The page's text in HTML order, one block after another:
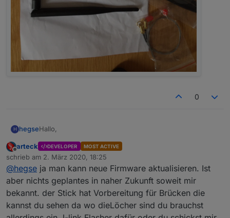
0
H hegseHallo,
nutze momentan auch noch den CC2531 Stick. Läuft
soweit. Wie schaut es bei dem neuen Stick in Zukunft
aus? Kann ich eventuelle Firmware Updates selbst
installieren?
Gruß Hegse
Offline
arteck DEVELOPER MOST ACTIVE
schrieb am 2. März 2020, 18:25
zuletzt editiert von
@hegse ja man kann neue Firmware aktualisieren. Ist
aber nichts geplantes in naher Zukunft soweit mir
bekannt. der Stick hat Vorbereitung für Brücken die
kannst du sehen da wo dieLöcher sind du brauchst